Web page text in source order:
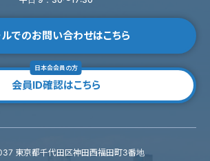
でのお問い合わせはこちら
日本会会員の方
会員ID確認はこちら
東京都千代田区神田西福田町3番地